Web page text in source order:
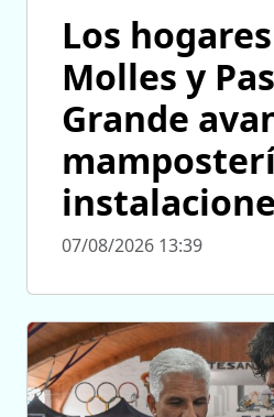
Los
Molles y
Grande
07/08/2026 13:39